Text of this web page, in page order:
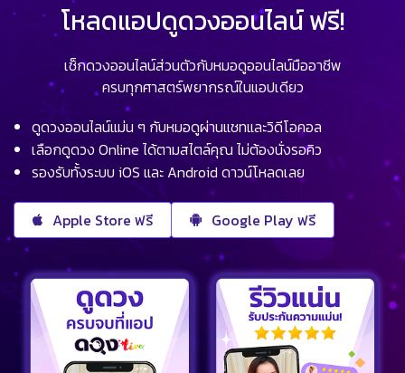
โหลดแอปดูดวงออนไลน์ ฟรี!
เช็กดวงออนไลน์ส่วนตัวกับหมอดูออนไลน์มืออาชีพ
ครบทุกศาสตร์พยากรณ์ในแอปเดียว
ดูดวงออนไลน์แม่น ๆ กับหมอดูผ่านแชทและวิดีโอคอล
เลือกดูดวง Online ได้ตามสไตล์คุณ ไม่ต้องนั่งรอคิว
รองรับทั้งระบบ iOS และ Android ดาวน์โหลดเลย
Apple Store ฟรี Google Play ฟรี